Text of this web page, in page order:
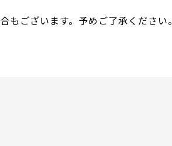
ございます。予めご了承ください。